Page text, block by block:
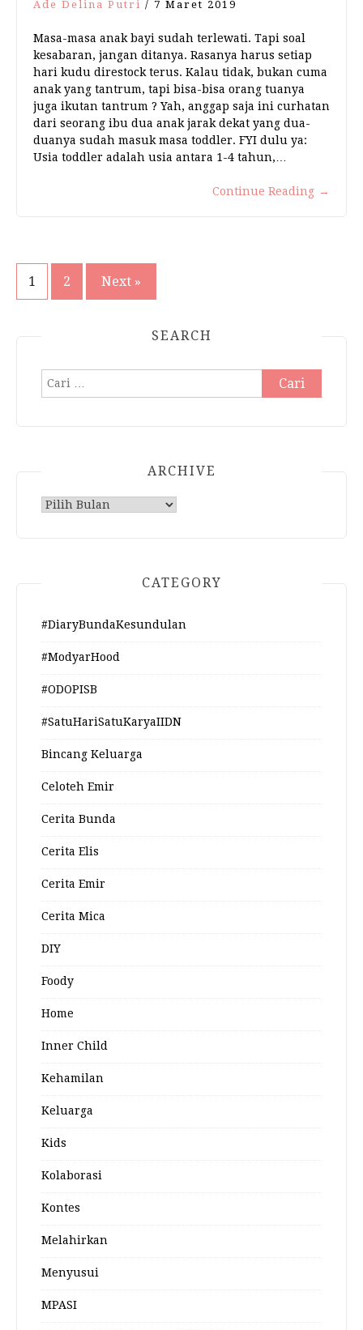
Ade Delina Putri / 7 Maret 2019
Masa-masa anak bayi sudah terlewati. Tapi soal
kesabaran, jangan ditanya. Rasanya harus setiap
hari kudu direstock terus. Kalau tidak, bukan cuma
anak yang tantrum, tapi bisa-bisa orang tuanya
juga ikutan tantrum ? Yah, anggap saja ini curhatan
dari seorang ibu dua anak jarak dekat yang dua-
duanya sudah masuk masa toddler. FYI dulu ya:
Usia toddler adalah usia antara 1-4 tahun,…
Continue Reading →
Navigasi
1 2 Next »
SEARCH
Cari
untuk:
ARCHIVE
Archive
CATEGORY
#DiaryBundaKesundulan
#ModyarHood
#ODOPISB
#SatuHariSatuKaryaIIDN
Bincang Keluarga
Celoteh Emir
Cerita Bunda
Cerita Elis
Cerita Emir
Cerita Mica
DIY
Foody
Home
Inner Child
Kehamilan
Keluarga
Kids
Kolaborasi
Kontes
Melahirkan
Menyusui
MPASI